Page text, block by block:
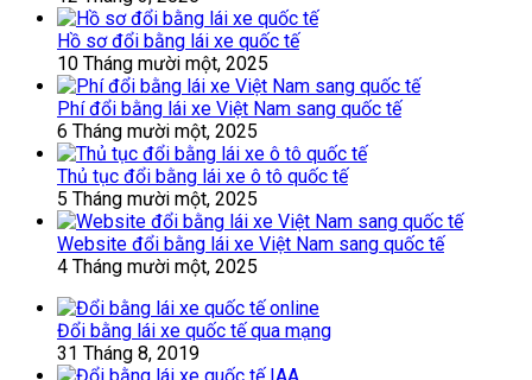
Hồ sơ đổi bằng lái xe quốc tế
10 Tháng mười một, 2025
Phí đổi bằng lái xe Việt Nam sang quốc tế
6 Tháng mười một, 2025
Thủ tục đổi bằng lái xe ô tô quốc tế
5 Tháng mười một, 2025
Website đổi bằng lái xe Việt Nam sang quốc tế
4 Tháng mười một, 2025
Đổi bằng lái xe quốc tế qua mạng
31 Tháng 8, 2019